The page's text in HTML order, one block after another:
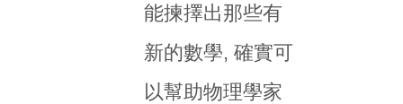
能揀擇出那些有
新的數學, 確實可
以幫助物理學家